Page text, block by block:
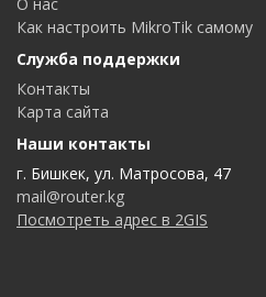
Как настроить MikroTik самому
Служба поддержки
Контакты
Карта сайта
Наши контакты
г. Бишкек, ул. Матросова, 47
mail@router.kg
Посмотреть адрес в 2GIS